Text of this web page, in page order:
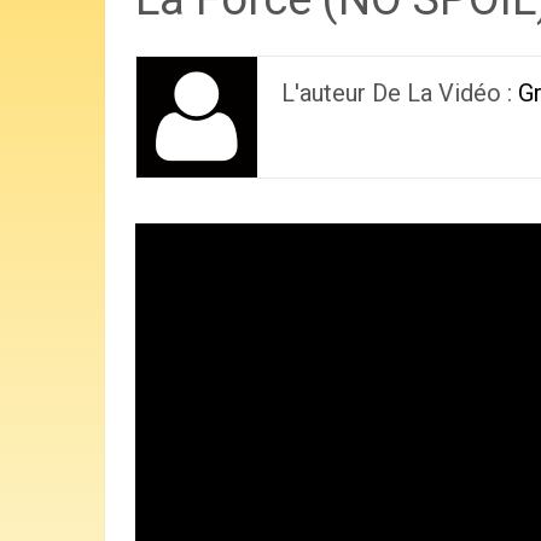
L'auteur De La Vidéo :